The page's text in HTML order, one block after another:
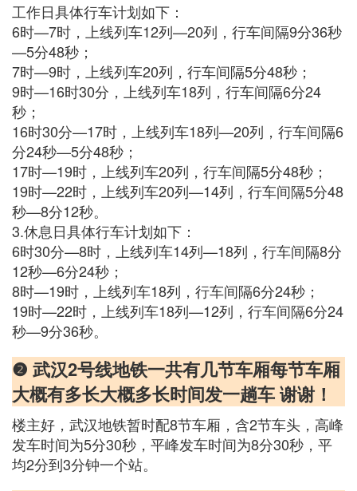
工作日具体行车计划如下：
6时—7时，上线列车12列—20列，行车间隔9分36秒
—5分48秒；
7时—9时，上线列车20列，行车间隔5分48秒；
9时—16时30分，上线列车18列，行车间隔6分24
秒；
16时30分—17时，上线列车18列—20列，行车间隔6
分24秒—5分48秒；
17时—19时，上线列车20列，行车间隔5分48秒；
19时—22时，上线列车20列—14列，行车间隔5分48
秒—8分12秒。
3.休息日具体行车计划如下：
6时30分—8时，上线列车14列—18列，行车间隔8分
12秒—6分24秒；
8时—19时，上线列车18列，行车间隔6分24秒；
19时—22时，上线列车18列—12列，行车间隔6分24
秒—9分36秒。
❷ 武汉2号线地铁一共有几节车厢每节车厢
大概有多长大概多长时间发一趟车 谢谢！
楼主好，武汉地铁暂时配8节车厢，含2节车头，高峰
发车时间为5分30秒，平峰发车时间为8分30秒，平
均2分到3分钟一个站。